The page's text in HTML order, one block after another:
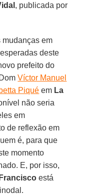
, publicada por
mudanças em
deste
prefeito do
Víctor Manuel
Piqué em La
não seria
em
de reflexão em
é, para que
momento
E, por isso,
Francisco está